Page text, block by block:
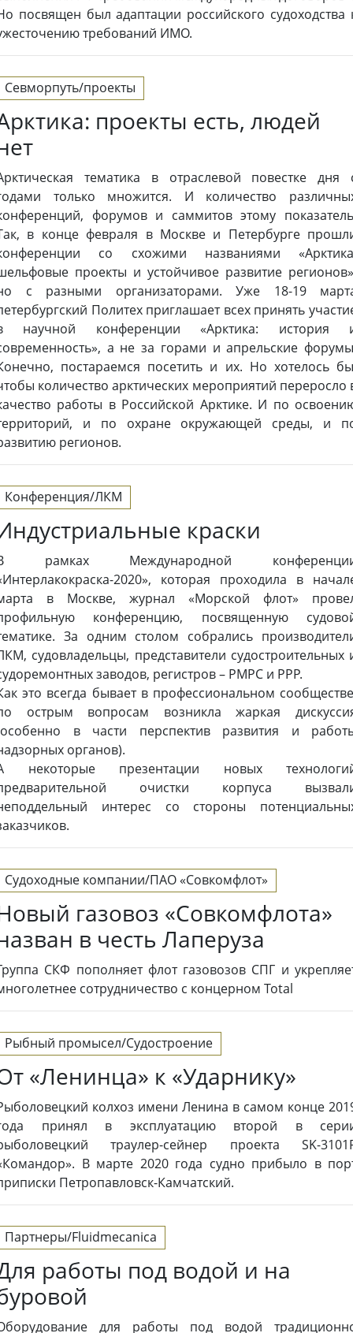
посвящен был адаптации российского судоходства
требований ИМО.
Севморпуть/проекты
проекты есть, людей
тематика в отраслевой повестке дня
только множится. И количество
форумов и саммитов этому
в конце февраля в Москве и Петербурге
со схожими названиями
проекты и устойчивое развитие
с разными организаторами. Уже 18-19
Политех приглашает всех принять
научной конференции «Арктика: история
а не за горами и апрельские
постараемся посетить и их. Но хотелось
количество арктических мероприятий переросло
работы в Российской Арктике. И по
и по охране окружающей среды, и
регионов.
Конференция/ЛКМ
краски
рамках Международной
2020», которая проходила в
в Москве, журнал «Морской флот»
конференцию, посвященную
За одним столом собрались
судовладельцы, представители судостроительных
заводов, регистров – РМРС и РРР.
это всегда бывает в профессиональном
острым вопросам возникла жаркая
в части перспектив развития и
органов).
некоторые презентации новых
очистки корпуса
интерес со стороны
Судоходные компании/ПАО «Совкомфлот»
газовоз «Совкомфлота»
в честь Лаперуза
СКФ пополняет флот газовозов СПГ и
сотрудничество с концерном Total
Рыбный промысел/Судостроение
«Ленинца» к «Ударнику»
колхоз имени Ленина в самом конце
принял в эксплуатацию второй в
траулер-сейнер проекта SK-
В марте 2020 года судно прибыло в
Петропавловск-Камчатский.
Партнеры/Fluidmecanica
работы под водой и на
для работы под водой